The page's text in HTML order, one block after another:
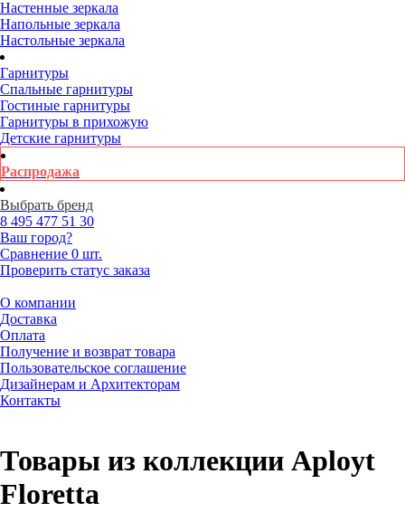
Настенные зеркала
Напольные зеркала
Настольные зеркала
Гарнитуры
Спальные гарнитуры
Гостиные гарнитуры
Гарнитуры в прихожую
Детские гарнитуры
Распродажа
Выбрать бренд
8 495 477 51 30
Ваш город?
Сравнение 0 шт.
Проверить статус заказа
О компании
Доставка
Оплата
Получение и возврат товара
Пользовательское соглашение
Дизайнерам и Архитекторам
Контакты
Товары из коллекции Aployt
Floretta